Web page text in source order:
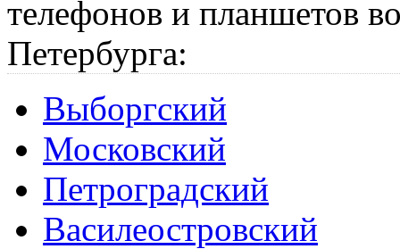
телефонов и планшетов
Петербурга:
Выборгский
Московский
Петроградский
Василеостровский